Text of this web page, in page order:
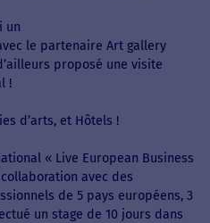
un
le partenaire Art gallery
proposé une visite
!
d’arts, et Hôtels !
« Live European Business
avec des
de 5 pays européens, 3
un stage de 10 jours dans